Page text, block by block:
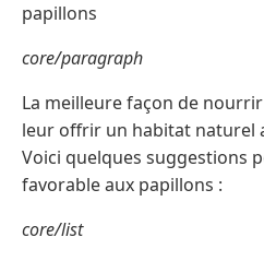
papillons
core/paragraph
La meilleure façon de
leur offrir un habitat naturel
Voici quelques suggestions
favorable aux papillons :
core/list